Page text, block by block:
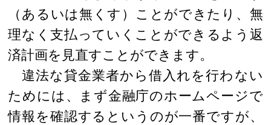
（あるいは無くす）ことができたり、無
理なく支払っていくことができるよう返
済計画を見直すことができます。
違法な貸金業者から借入れを行わない
ためには、まず金融庁のホームページで
情報を確認するというのが一番ですが、